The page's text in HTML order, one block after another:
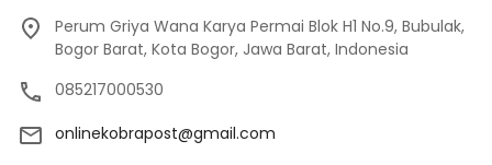
Perum Griya Wana Karya Permai Blok H1 No.9, Bubulak,
Bogor Barat, Kota Bogor, Jawa Barat, Indonesia
085217000530
onlinekobrapost@gmail.com